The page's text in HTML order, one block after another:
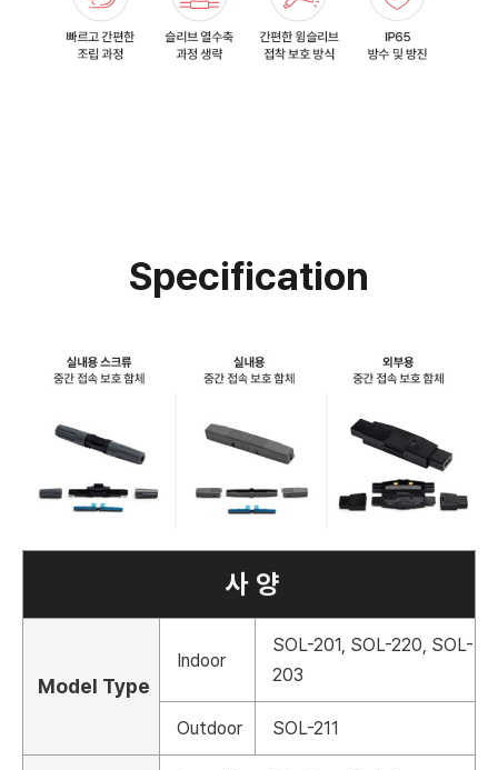
Specification
사 양
Model Type
Indoor
SOL-201, SOL-220, SOL-
203
Outdoor SOL-211